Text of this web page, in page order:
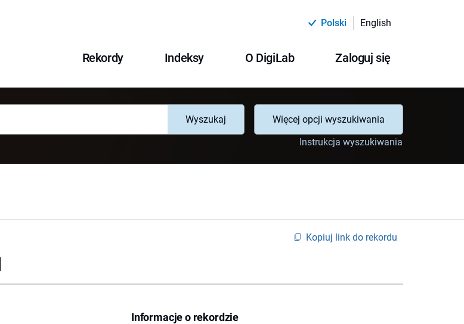
Polski English
Rekordy Indeksy O DigiLab Zaloguj się
Wyszukaj
Więcej opcji wyszukiwania
Instrukcja wyszukiwania
Kopiuj link do rekordu
Informacje o rekordzie